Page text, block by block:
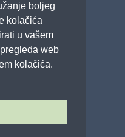
boljeg
kolačića
u vašem
web
kolačića.